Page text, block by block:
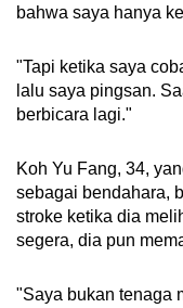
bahwa saya hanya
"Tapi ketika saya
lalu saya pingsan.
berbicara lagi."
Koh Yu Fang, 34,
sebagai bendahara,
stroke ketika dia
segera, dia pun
"Saya bukan tenaga